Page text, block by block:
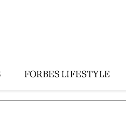
FORBES LIFESTYLE